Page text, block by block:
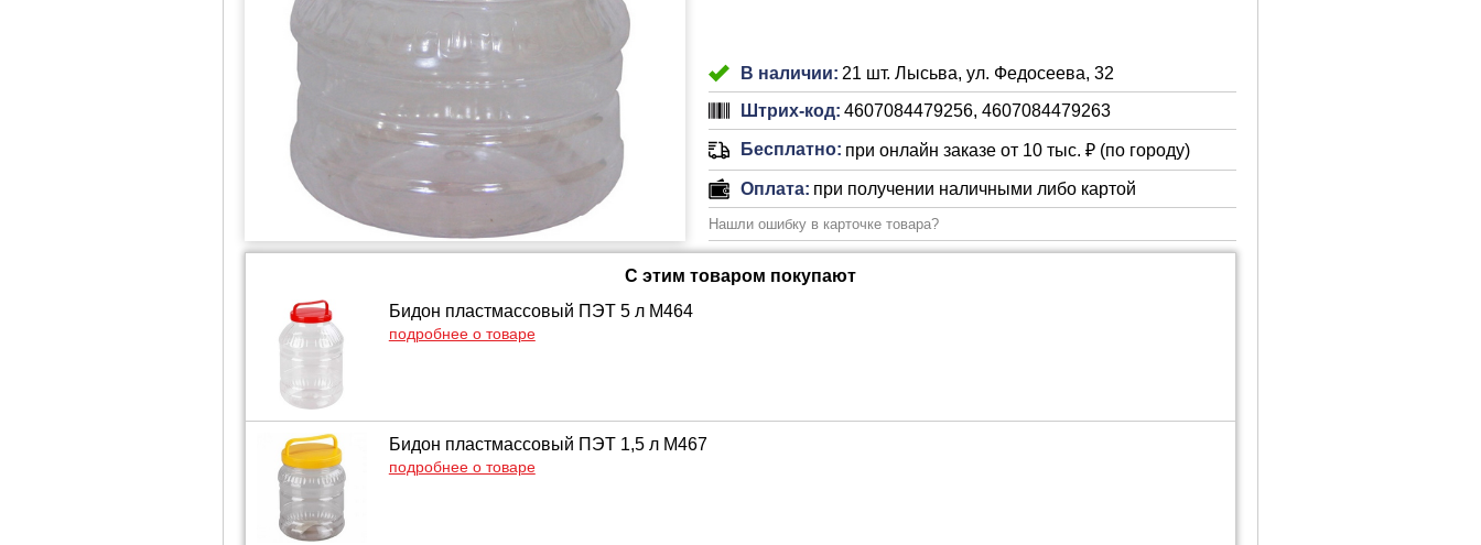
В наличии: 21 шт. Лысьва, ул. Федосеева, 32
Штрих-код: 4607084479256, 4607084479263
Бесплатно: при онлайн заказе от 10 тыс. ₽ (по городу)
Оплата: при получении наличными либо картой
Нашли ошибку в карточке товара?
С этим товаром покупают
Бидон пластмассовый ПЭТ 5 л М464
подробнее о товаре
Бидон пластмассовый ПЭТ 1,5 л М467
подробнее о товаре